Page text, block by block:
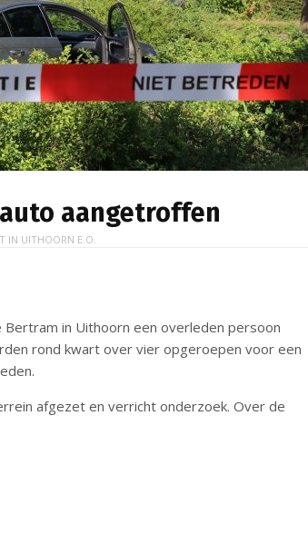
aangetroffen
IN UITHOORN E.O.
Bertram in Uithoorn een overleden persoon
rond kwart over vier opgeroepen voor een
afgezet en verricht onderzoek. Over de